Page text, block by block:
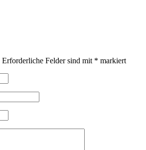
Erforderliche Felder sind mit * markiert